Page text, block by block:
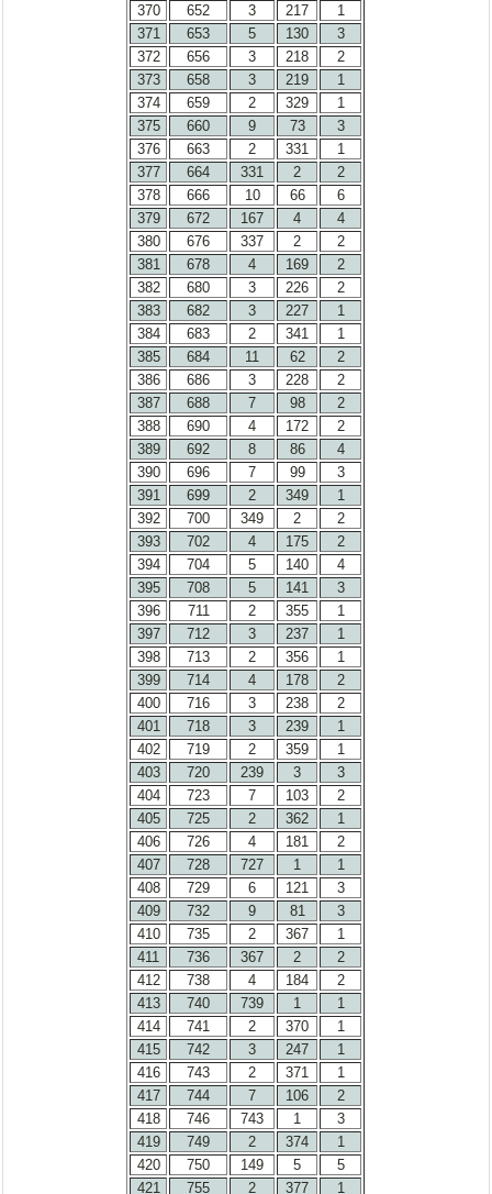
370
652 3 217
1
371
653 5 130
3
372
656 3 218
2
373
658 3 219
1
374
659 2 329
1
375
660 9 73
3
376
663 2 331
1
377
664 331 2
2
378
666 10 66
6
379
672 167 4
4
380
676 337 2
2
381
678 4 169
2
382
680 3 226
2
383
682 3 227
1
384
683 2 341
1
385
684 11 62
2
386
686 3 228
2
387
688 7 98
2
388
690 4 172
2
389
692 8 86
4
390
696 7 99
3
391
699 2 349
1
392
700 349 2
2
393
702 4 175
2
394
704 5 140
4
395
708 5 141
3
396
711 2 355
1
397
712 3 237
1
398
713 2 356
1
399
714 4 178
2
400
716 3 238
2
401
718 3 239
1
402
719 2 359
1
403
720 239 3
3
404
723 7 103
2
405
725 2 362
1
406
726 4 181
2
407
728 727 1
1
408
729 6 121
3
409
732 9 81
3
410
735 2 367
1
411
736 367 2
2
412
738 4 184
2
413
740 739 1
1
414
741 2 370
1
415
742 3 247
1
416
743 2 371
1
417
744 7 106
2
418
746 743 1
3
419
749 2 374
1
420
750 149 5
5
421
755 2 377 1